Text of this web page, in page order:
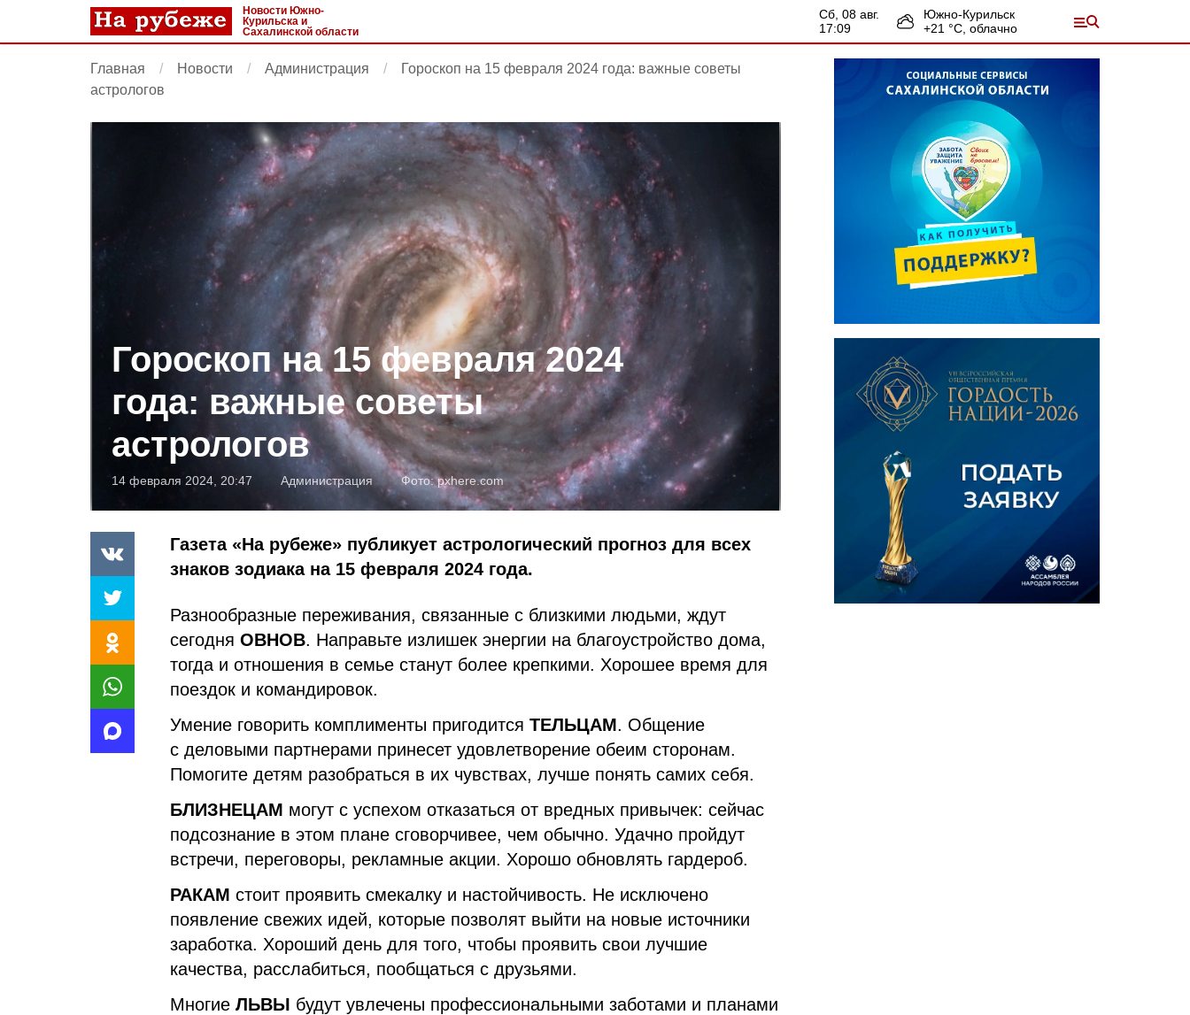
Новости Южно-
Курильска и
Сахалинской области
сб, 08 авг.
17:09
Южно-Курильск
+21 °С, облачно
Главная Новости Администрация
Гороскоп на 15 февраля 2024 года: важные советы
астрологов
Гороскоп на 15 февраля 2024
года: важные советы
астрологов
14 февраля 2024, 20:47 Администрация Фото:pxhere.com
Газета «На рубеже» публикует астрологический прогноз для всех
знаков зодиака на 15 февраля 2024 года.
Разнообразные переживания, связанные с близкими людьми, ждут
сегодня ОВНОВ. Направьте излишек энергии на благоустройство дома,
тогда и отношения в семье станут более крепкими. Хорошее время для
поездок и командировок.
Умение говорить комплименты пригодится ТЕЛЬЦАМ. Общение
с деловыми партнерами принесет удовлетворение обеим сторонам.
Помогите детям разобраться в их чувствах, лучше понять самих себя.
БЛИЗНЕЦАМ могут с успехом отказаться от вредных привычек: сейчас
подсознание в этом плане сговорчивее, чем обычно. Удачно пройдут
встречи, переговоры, рекламные акции. Хорошо обновлять гардероб.
РАКАМ стоит проявить смекалку и настойчивость. Не исключено
появление свежих идей, которые позволят выйти на новые источники
заработка. Хороший день для того, чтобы проявить свои лучшие
качества, расслабиться, пообщаться с друзьями.
Многие ЛЬВЫ будут увлечены профессиональными заботами и планами